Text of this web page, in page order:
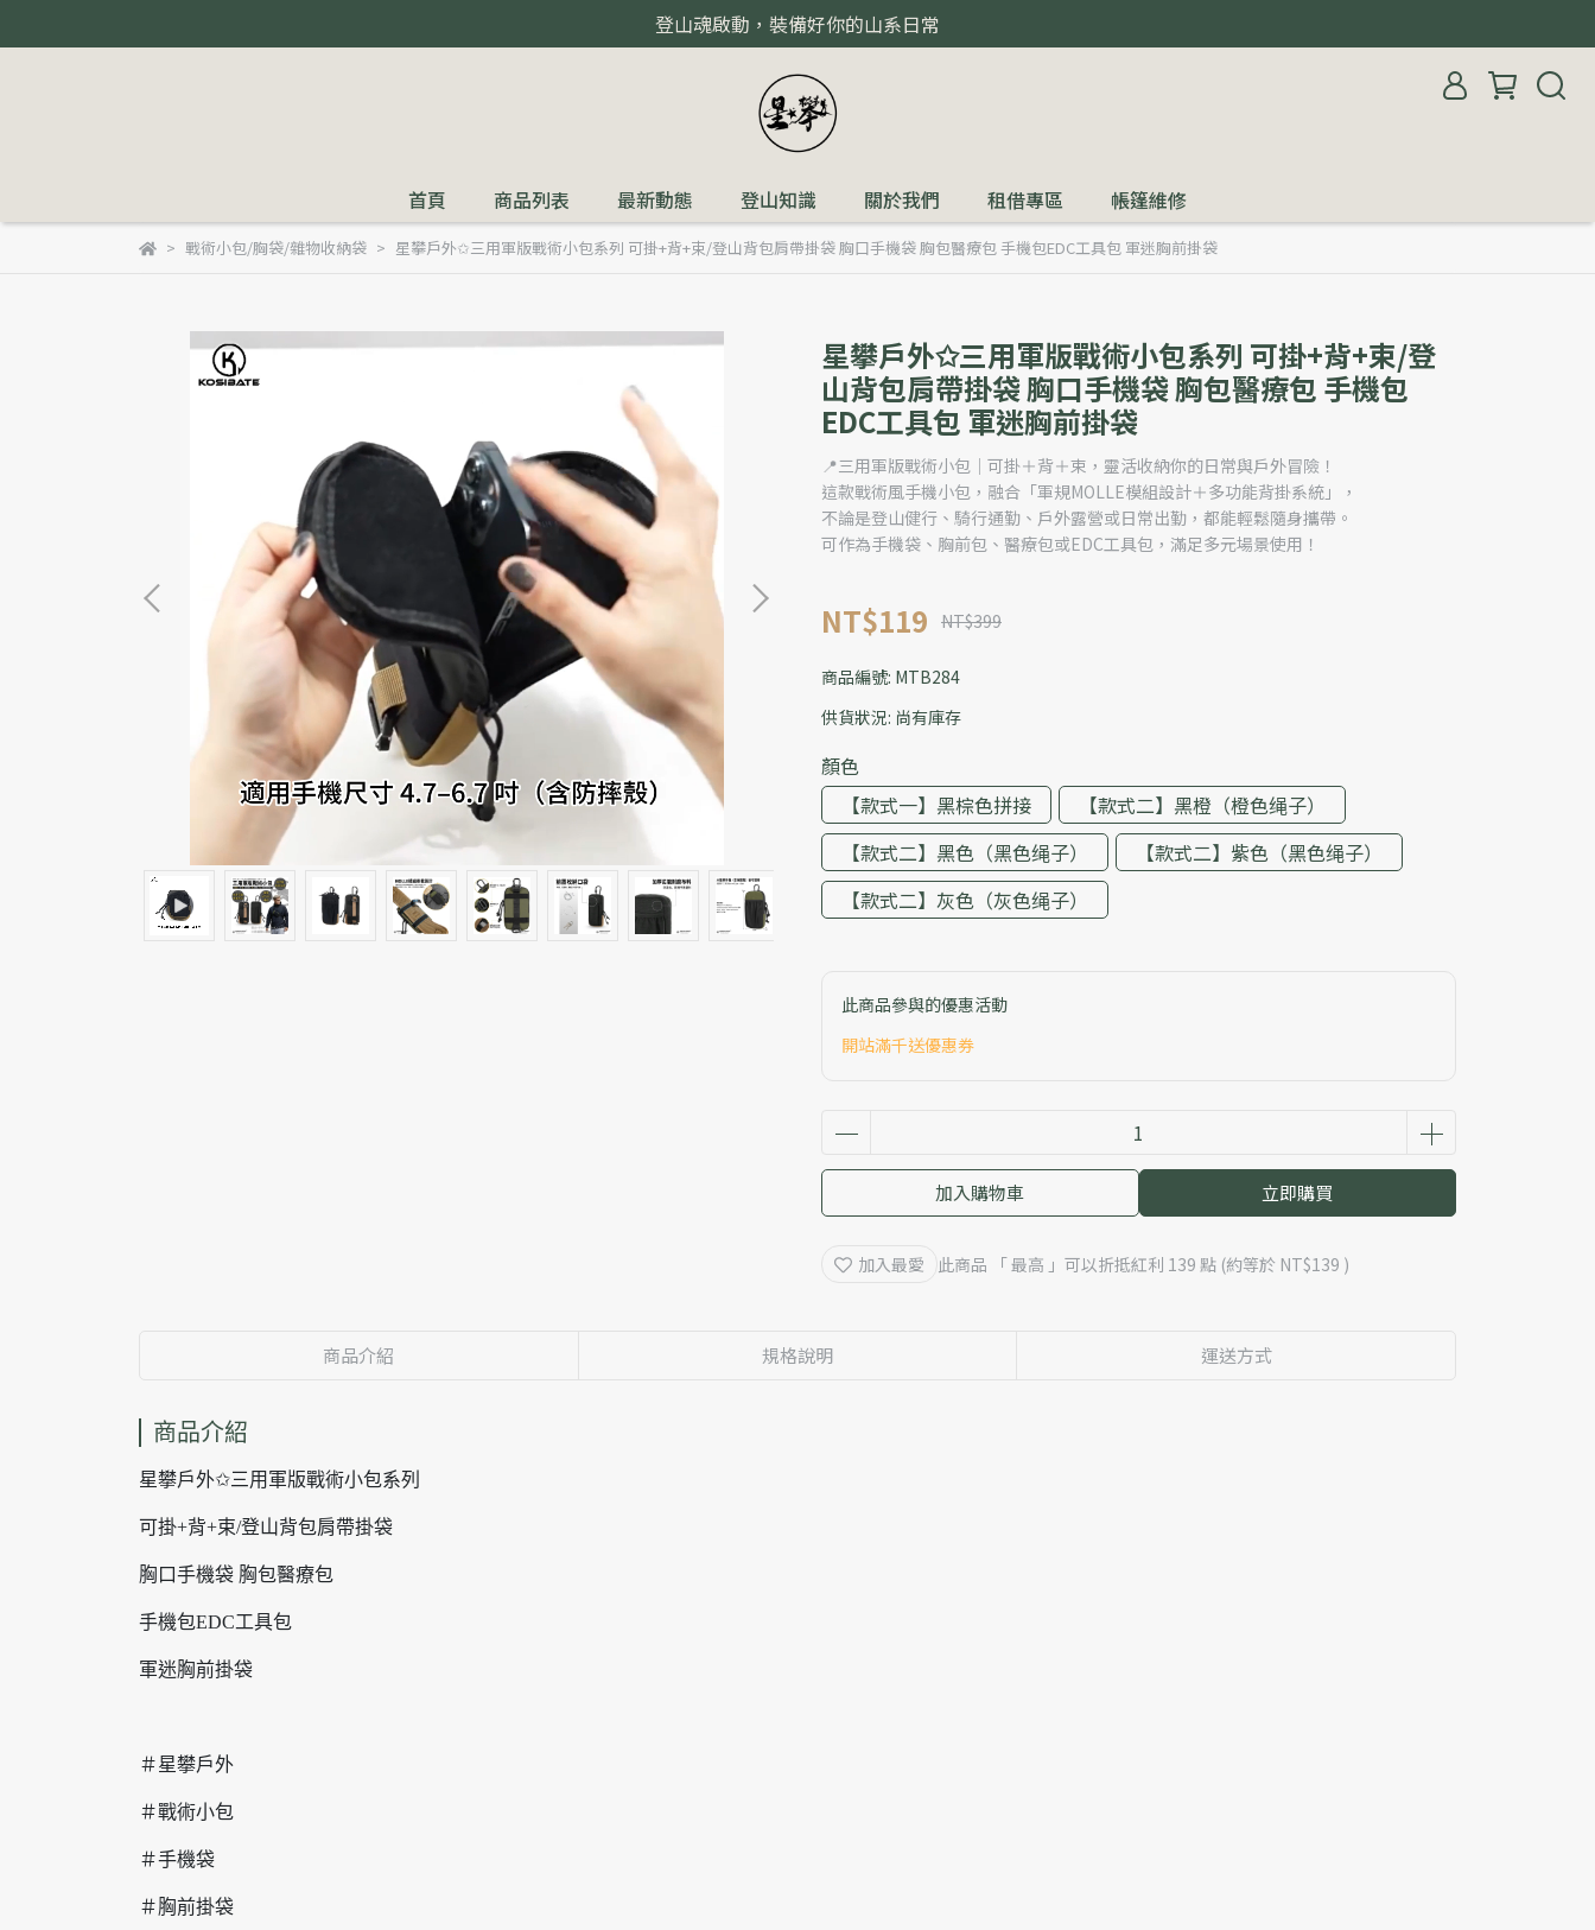
登山魂啟動，裝備好你的山系日常
首頁 商品列表 最新動態 登山知識 關於我們 租借專區 帳篷維修
戰術小包/胸袋/雜物收納袋 星攀戶外✩三用軍版戰術小包系列 可掛+背+束/登山背包肩帶掛袋 胸口手機袋 胸包醫療包 手機包EDC工具包 軍迷胸前掛袋
星攀戶外✩三用軍版戰術小包系列 可掛+背+束/登
山背包肩帶掛袋 胸口手機袋 胸包醫療包 手機包
EDC工具包 軍迷胸前掛袋
📍三用軍版戰術小包｜可掛＋背＋束，靈活收納你的日常與戶外冒險！
這款戰術風手機小包，融合「軍規MOLLE模組設計＋多功能背掛系統」，
不論是登山健行、騎行通勤、戶外露營或日常出勤，都能輕鬆隨身攜帶。
可作為手機袋、胸前包、醫療包或EDC工具包，滿足多元場景使用！
NT$119 NT$399
商品編號: MTB284
供貨狀況: 尚有庫存
顏色
【款式一】黑棕色拼接
【款式二】黑橙（橙色绳子）
【款式二】黑色（黑色绳子）
【款式二】紫色（黑色绳子）
【款式二】灰色（灰色绳子）
此商品參與的優惠活動
開站滿千送優惠券
加入購物車 立即購買
加入最愛 此商品 「 最高 」可以折抵紅利 139 點 (約等於 NT$139 )
商品介紹 規格說明 運送方式
商品介紹
星攀戶外✩三用軍版戰術小包系列
可掛+背+束/登山背包肩帶掛袋
胸口手機袋 胸包醫療包
手機包EDC工具包
軍迷胸前掛袋
＃星攀戶外
＃戰術小包
＃手機袋
＃胸前掛袋